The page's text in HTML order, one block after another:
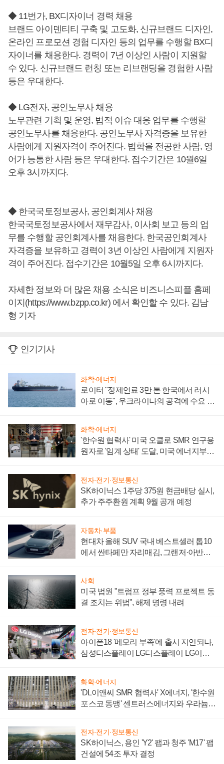
◆ 11번가, BX디자이너 경력 채용
브랜드 아이덴티티 구축 및 고도화, 신규브랜드 디자인,
온라인 프로모션 경험 디자인 등의 업무를 수행할 BX디
자이너를 채용한다. 경력이 7년 이상인 사람이 지원할
수 있다. 신규브랜드 런칭 또는 리브랜딩을 경험한 사람
등은 우대한다.
◆ LG전자, 공인노무사 채용
노무관련 기획 및 운영, 법적 이슈 대응 업무를 수행할
공인노무사를 채용한다. 공인노무사 자격증을 보유한
사람에게 지원자격이 주어진다. 법학을 전공한 사람, 영
어가 능통한 사람 등은 우대한다. 접수기간은 10월6일
오후 3시까지다.
◆ 한국국토정보공사, 공인회계사 채용
한국국토정보공사에서 재무감사, 이사회 보고 등의 업
무를 수행할 공인회계사를 채용한다. 한국공인회계사
자격증을 보유하고 경력이 3년 이상인 사람에게 지원자
격이 주어진다. 접수기간은 10월5일 오후 6시까지다.
자세한 정보와 더 많은 채용 소식은 비즈니스피플 홈페
이지(https://www.bzpp.co.kr) 에서 확인할 수 있다. 김남
형 기자
인기기사
화학·에너지
로이터 "정제연료 3만 톤 한국에서 러시
아로 이동", 우크라이나의 공격에 수요 늘
화학·에너지
'한수원 협력사' 미국 오클로 SMR 연구용
원자로 '임계 상태' 도달, 미국 에너지부
전자·전기·정보통신
SK하이닉스 1주당 375원 현금배당 실시,
추가 주주환원 계획 9월 공개 예정
자동차·부품
현대차 올해 SUV 국내 베스트셀러 톱10
에서 싼타페만 자리매김, 그랜저·아반떼
사회
미국 법원 "트럼프 정부 풍력 프로젝트 동
결 조치는 위법", 해제 명령 내려
전자·전기·정보통신
아이폰18 '메모리 부족'에 출시 지연되나,
삼성디스플레이 LG디스플레이 LG이노
화학·에너지
'DL이앤씨 SMR 협력사' X에너지, '한수원
포스코 동맹' 센트러스에너지와 우라늄
전자·전기·정보통신
SK하이닉스, 용인 'Y2' 팹과 청주 'M17' 팹
건설에 54조 투자 결정